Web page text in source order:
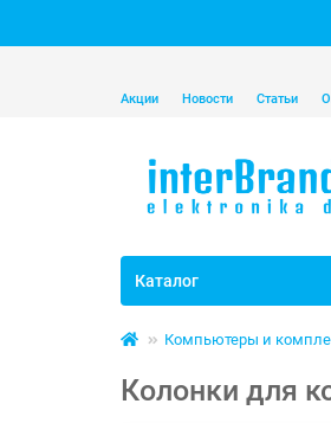
Акции Новости Статьи
Каталог
Компьютеры и
Колонки для